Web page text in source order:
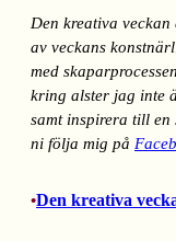
Den kreativa
av veckans
med
kring alster jag inte
samt inspirera till en
ni följa mig på
•Den kreativa